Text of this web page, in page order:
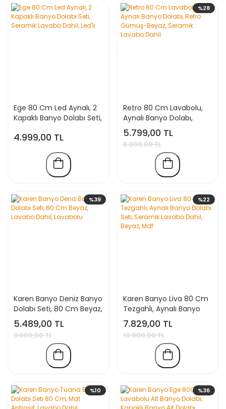
Ege 80 Cm Led Aynalı, 2
Kapaklı Banyo Dolabı Seti,
Led'li
4.999,00 TL
%28
Retro 80 Cm Lavabolu,
Aynalı Banyo Dolabı,
Retro Gümüş-
Beyaz, Seramik Lavabo
Dahil
5.799,00 TL
8.000,00 TL
%39
Karen Banyo Deniz Banyo
Dolabı Seti, 80 Cm Beyaz,
Lavabo Dahil, Lavabolu
5.489,00 TL
9.000,00 TL
%22
Karen Banyo Liva 80 Cm
Tezgahlı, Aynalı Banyo
Dolabı Seti, Seramik
Lavabo Dahil, Beyaz, Mdf
7.829,00 TL
10.000,00 TL
%10 %36